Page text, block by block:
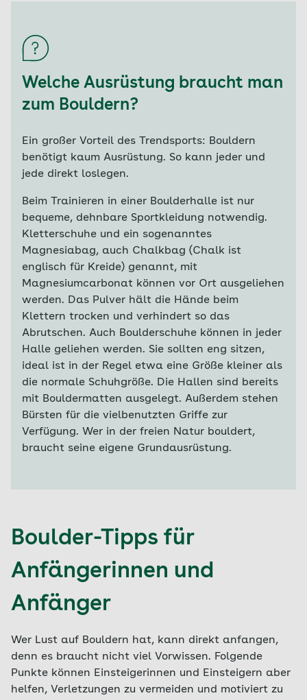
Welche Ausrüstung braucht man
zum Bouldern?
Ein großer Vorteil des Trendsports: Bouldern
benötigt kaum Ausrüstung. So kann jeder und
jede direkt loslegen.
Beim Trainieren in einer Boulderhalle ist nur
bequeme, dehnbare Sportkleidung notwendig.
Kletterschuhe und ein sogenanntes
Magnesiabag, auch Chalkbag (Chalk ist
englisch für Kreide) genannt, mit
Magnesiumcarbonat können vor Ort ausgeliehen
werden. Das Pulver hält die Hände beim
Klettern trocken und verhindert so das
Abrutschen. Auch Boulderschuhe können in jeder
Halle geliehen werden. Sie sollten eng sitzen,
ideal ist in der Regel etwa eine Größe kleiner als
die normale Schuhgröße. Die Hallen sind bereits
mit Bouldermatten ausgelegt. Außerdem stehen
Bürsten für die vielbenutzten Griffe zur
Verfügung. Wer in der freien Natur bouldert,
braucht seine eigene Grundausrüstung.
Boulder-Tipps für
Anfängerinnen und
Anfänger
Wer Lust auf Bouldern hat, kann direkt anfangen,
denn es braucht nicht viel Vorwissen. Folgende
Punkte können Einsteigerinnen und Einsteigern aber
helfen, Verletzungen zu vermeiden und motiviert zu